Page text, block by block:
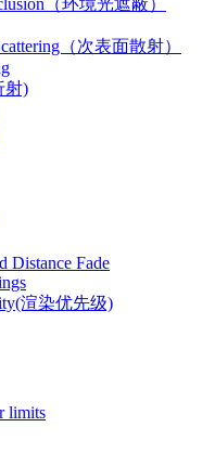
（环境光遮蔽）
（次表面散射）
射)
Distance Fade
渲染优先级)
limits